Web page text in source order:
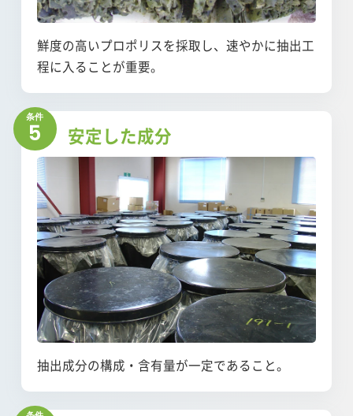
鮮度の高いプロポリスを採取し、速やかに抽出工
程に入ることが重要。
5 安定した成分
抽出成分の構成・含有量が一定であること。